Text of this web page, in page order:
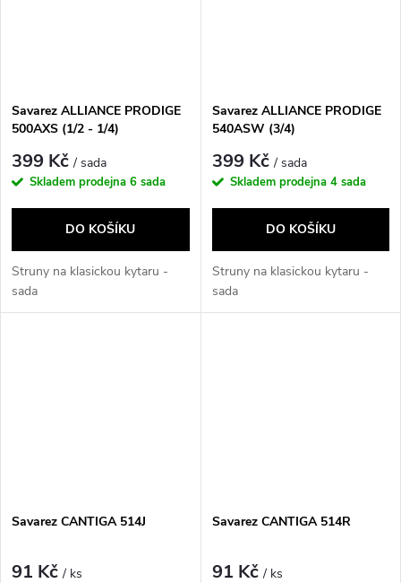
Savarez ALLIANCE PRODIGE
500AXS (1/2 - 1/4)
399 Kč/ sada
Skladem prodejna 6 sada
DO KOŠÍKU
Struny na klasickou kytaru -
sada
Savarez ALLIANCE PRODIGE
540ASW (3/4)
399 Kč/ sada
Skladem prodejna 4 sada
DO KOŠÍKU
Struny na klasickou kytaru -
sada
Savarez CANTIGA 514J
91 Kč/ ks
Savarez CANTIGA 514R
91 Kč/ ks